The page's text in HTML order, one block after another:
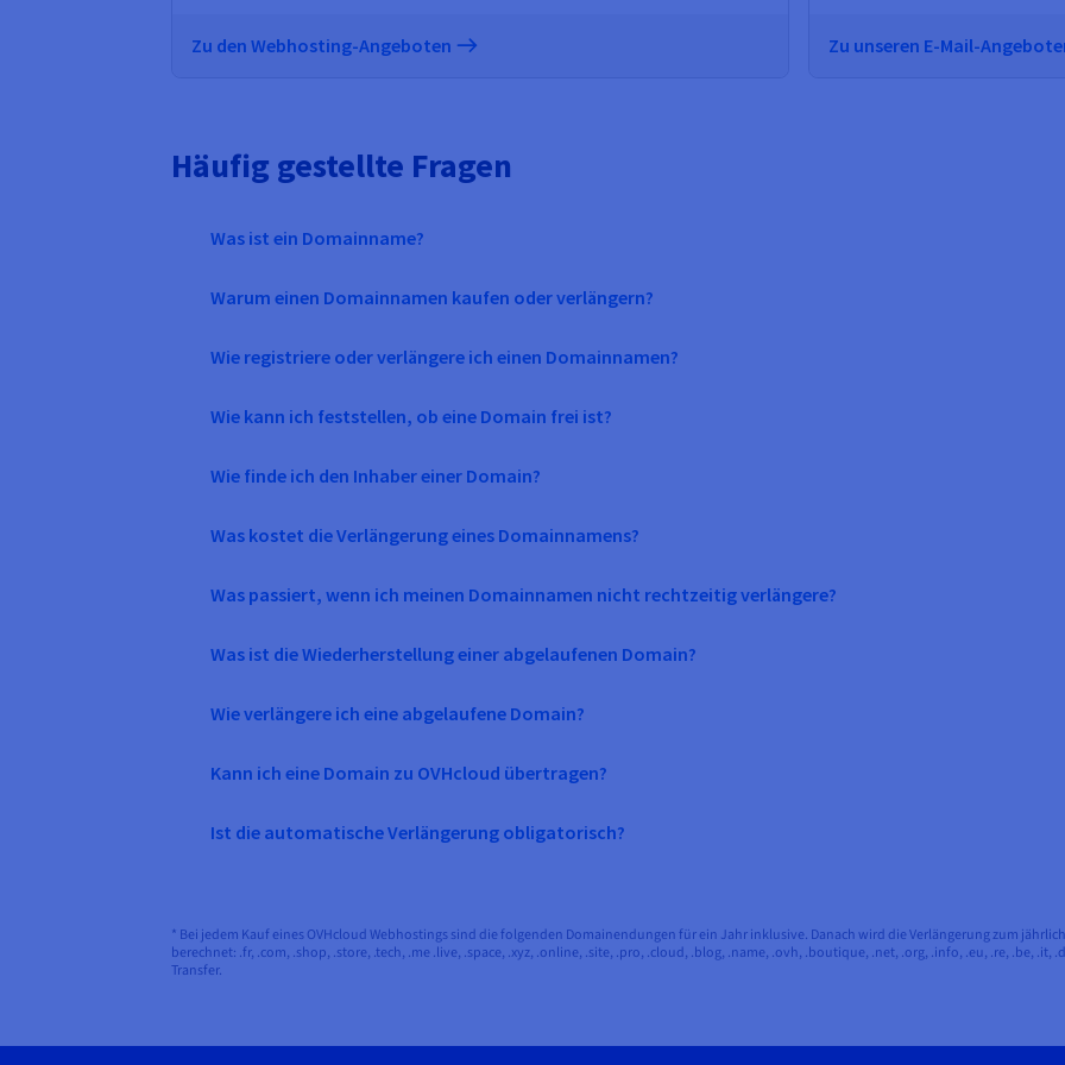
Zu den Webhosting-Angeboten Zu unseren E-Mail-
Häufig gestellte Fragen
Was ist ein Domainname?
Warum einen Domainnamen kaufen oder verlängern?
Wie registriere oder verlängere ich einen Domainnamen?
Wie kann ich feststellen, ob eine Domain frei ist?
Wie finde ich den Inhaber einer Domain?
Was kostet die Verlängerung eines Domainnamens?
Was passiert, wenn ich meinen Domainnamen nicht rechtzeitig verlängere?
Was ist die Wiederherstellung einer abgelaufenen Domain?
Wie verlängere ich eine abgelaufene Domain?
Kann ich eine Domain zu OVHcloud übertragen?
Ist die automatische Verlängerung obligatorisch?
* Bei jedem Kauf eines OVHcloud Webhostings sind die folgenden Domainendungen für ein Jahr inklusive. Danach wird die Verlängerung zum
berechnet: .fr, .com, .shop, .store, .tech, .me .live, .space, .xyz, .online, .site, .pro, .cloud, .blog, .name, .ovh, .boutique, .net, .org, .info, .eu, .re, .be,
Transfer.